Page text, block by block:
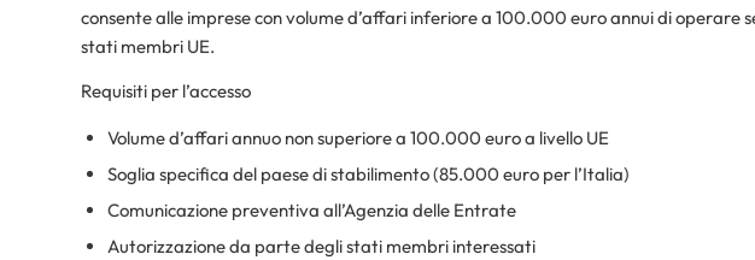
consente alle imprese con volume d’affari inferiore a 100.000 euro annui di operare
stati membri UE.
Requisiti per l’accesso
Volume d’affari annuo non superiore a 100.000 euro a livello UE
Soglia specifica del paese di stabilimento (85.000 euro per l’Italia)
Comunicazione preventiva all’Agenzia delle Entrate
Autorizzazione da parte degli stati membri interessati